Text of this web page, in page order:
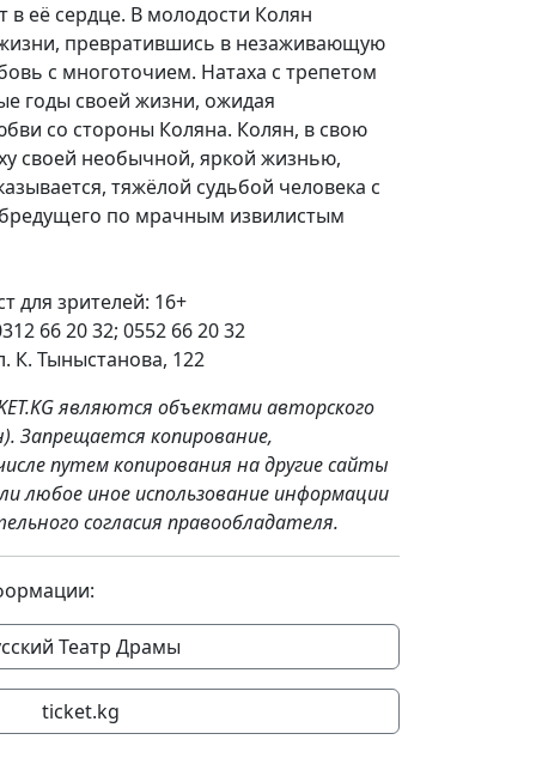
в её сердце. В молодости Колян
превратившись в незаживающую
с многоточием. Натаха с трепетом
годы своей жизни, ожидая
со стороны Коляна. Колян, в свою
своей необычной, яркой жизнью,
тяжёлой судьбой человека с
по мрачным извилистым
для зрителей: 16+
66 20 32; 0552 66 20 32
К. Тыныстанова, 122
являются объектами авторского
Запрещается копирование,
путем копирования на другие сайты
любое иное использование информации
согласия правообладателя.
Театр Драмы
ticket.kg